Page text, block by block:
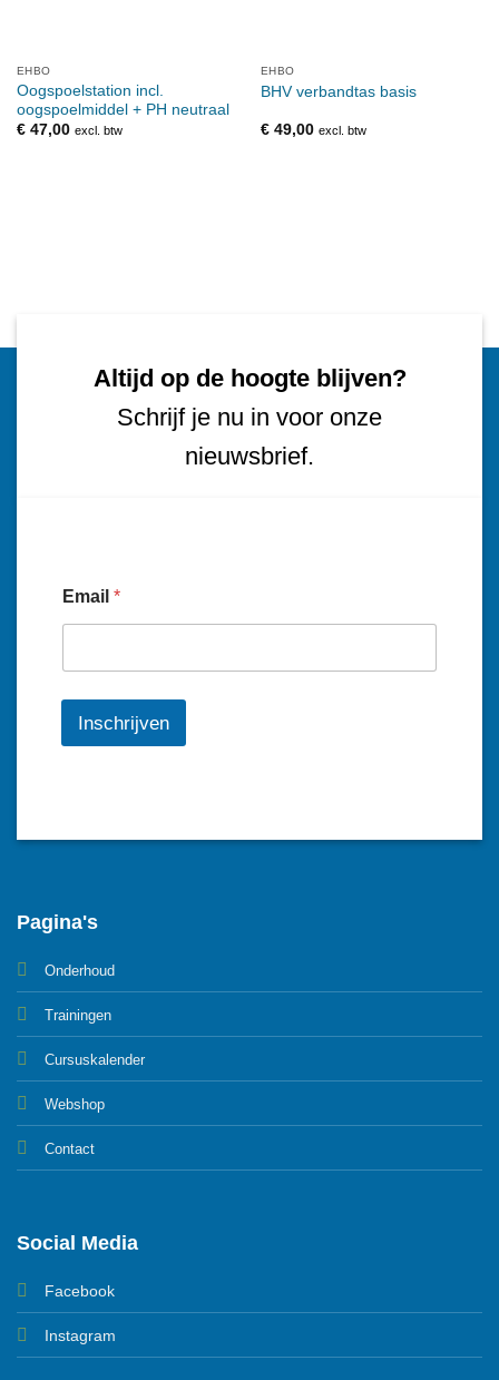
EHBO
Oogspoelstation incl.
oogspoelmiddel + PH neutraal
€47,00 excl. btw
EHBO
BHV verbandtas basis
€49,00 excl. btw
Altijd op de hoogte blijven?
Schrijf je nu in voor onze
nieuwsbrief.
Email *
Inschrijven
Pagina's
Onderhoud
Trainingen
Cursuskalender
Webshop
Contact
Social Media
Facebook
Instagram